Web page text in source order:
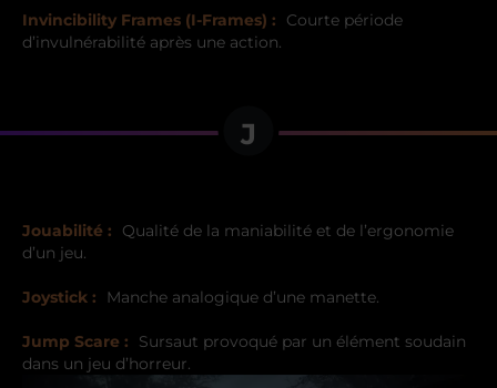
Invincibility Frames (I-Frames) :
Courte période
d’invulnérabilité après une action.
J
Jouabilité :
Qualité de la maniabilité et de l’ergonomie
d’un jeu.
Joystick : Manche analogique d’une manette.
Jump Scare :
Sursaut provoqué par un élément soudain
dans un jeu d’horreur.